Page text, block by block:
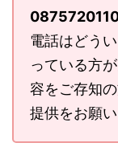
電話はどう
っている方
容をご存知
提供をお願い